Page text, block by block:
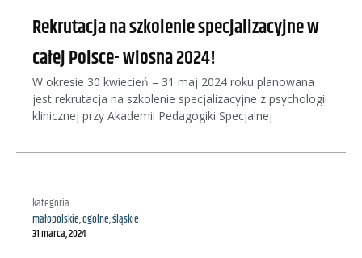
Rekrutacja na szkolenie specjalizacyjne w
całej Polsce- wiosna 2024!
W okresie 30 kwiecień – 31 maj 2024 roku planowana
jest rekrutacja na szkolenie specjalizacyjne z psychologii
klinicznej przy Akademii Pedagogiki Specjalnej
kategoria
małopolskie,ogólne,śląskie
31 marca, 2024